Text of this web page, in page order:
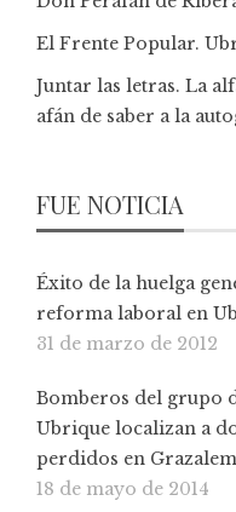
El Frente Popular.
Juntar las letras. La
afán de saber a la
FUE NOTICIA
Éxito de la huelga
reforma laboral en
31 de marzo de 2012
Bomberos del grupo
Ubrique localizan a
perdidos en
18 de mayo de 2014